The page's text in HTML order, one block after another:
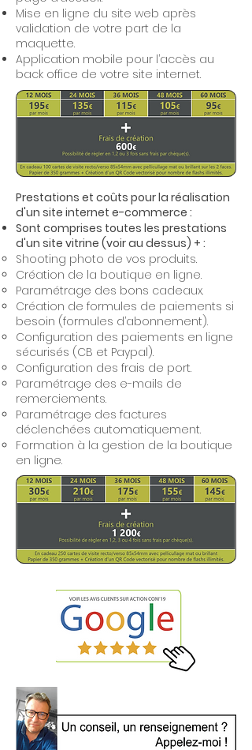
Mise en ligne du site web après
validation de votre part de la
maquette.
Application mobile pour l’accès au
back office de votre site internet.
Prestations et coûts pour la réalisation
d'un site internet e-commerce :
Sont comprises toutes les prestations
d'un site vitrine (voir au dessus) + :
Shooting photo de vos produits.
Création de la boutique en ligne.
Paramétrage des bons cadeaux.
Création de formules de paiements si
besoin (formules d’abonnement).
Configuration des paiements en ligne
sécurisés (CB et Paypal).
Configuration des frais de port.
Paramétrage des e-mails de
remerciements.
Paramétrage des factures
déclenchées automatiquement.
Formation à la gestion de la boutique
en ligne.